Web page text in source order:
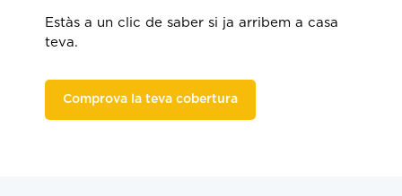
Estàs a un clic de saber si ja arribem a casa
teva.
Comprova la teva cobertura